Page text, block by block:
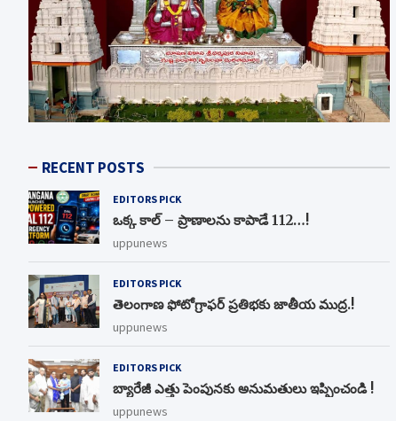
RECENT POSTS
EDITORS PICK
ఒక్క కాల్ – ప్రాణాలను కాపాడే 112…!
uppunews
EDITORS PICK
తెలంగాణ ఫోటోగ్రాఫర్ ప్రతిభకు జాతీయ ముద్ర.!
uppunews
EDITORS PICK
బ్యారేజీ ఎత్తు పెంపున‌కు అనుమ‌తులు ఇప్పించండి !
uppunews